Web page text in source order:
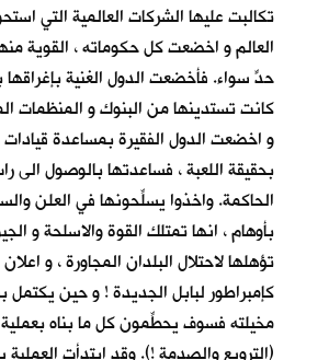
تكالبت عليها الشركات العالمية التي
العالم و اخضعت كل حكوماته ، القوية
حدٍّ سواء. فأخضعت الدول الغنية
كانت تستدينها من البنوك و المنظمات
و اخضعت الدول الفقيرة بمساعدة قيادات
بحقيقة اللعبة ، فساعدتها بالوصول الى
الحاكمة. واخذوا يسلِّحونها في العلن
بأوهام ، انها تمتلك القوة والاسلحة و
تؤهلها لاحتلال البلدان المجاورة ، و
كإمبراطور لبابل الجديدة ! و حين يكتمل
مخيلته فسوف يحطِّمون كل ما بناه